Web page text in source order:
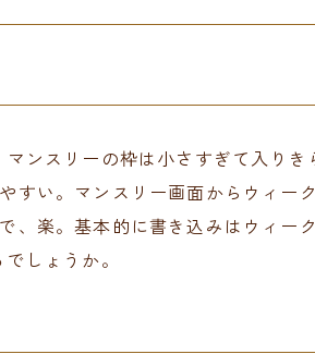
ンスリーの枠は小さすぎて入りき
すい。マンスリー画面からウィー
、楽。基本的に書き込みはウィー
しょうか。